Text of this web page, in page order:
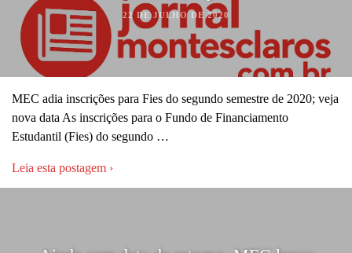
22 DE JULHO DE 2020
MEC adia inscrições para Fies do segundo semestre de 2020; veja
nova data As inscrições para o Fundo de Financiamento
Estudantil (Fies) do segundo …
Leia esta postagem ›